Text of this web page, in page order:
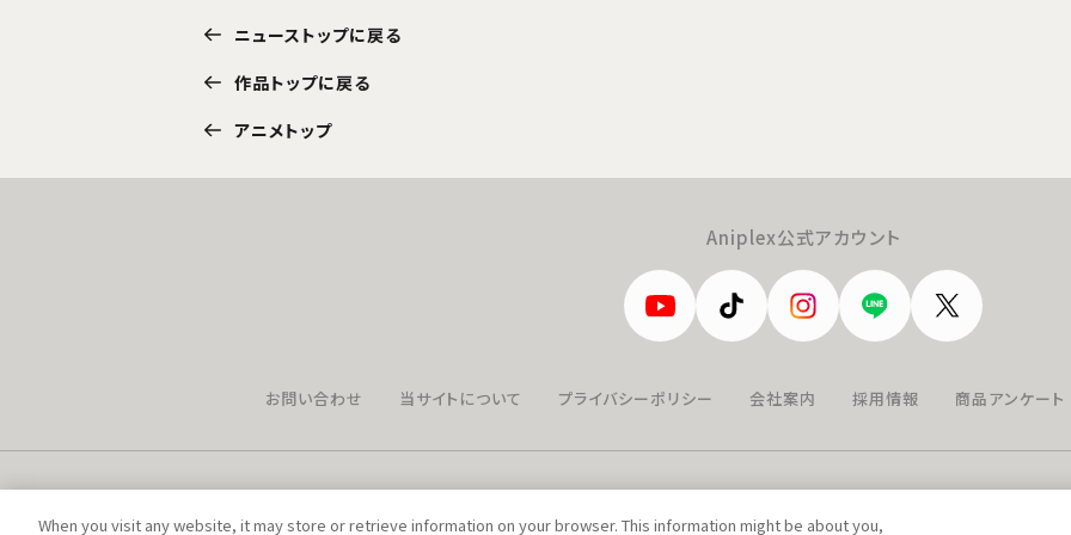
ニューストップに戻る
作品トップに戻る
アニメトップ
Aniplex公式アカウント
お問い合わせ 当サイトについて プライバシーポリシー 会社案内 採用情報 商品アンケート
When you visit any website, it may store or retrieve information on your browser. This information might be about you,